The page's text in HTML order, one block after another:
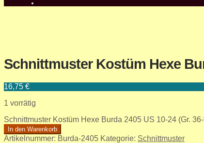
Schnittmuster Kostüm Hexe
16,75 €
1 vorrätig
Schnittmuster Kostüm Hexe Burda 2405 US 10-24 (Gr.
In den Warenkorb
Artikelnummer: Burda-2405 Kategorie: Schnittmuster